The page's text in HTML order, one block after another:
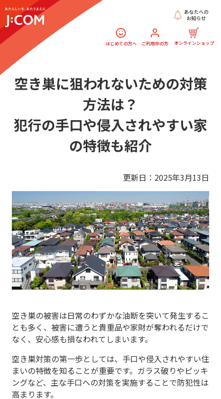
はじめての方へ ご利用中の方 オンラインショップ
あなたへの
お知らせ
空き巣に狙われないための対策
方法は？
犯行の手口や侵入されやすい家
の特徴も紹介
更新日：2025年3月13日
空き巣の被害は日常のわずかな油断を突いて発生するこ
とも多く、被害に遭うと貴重品や家財が奪われるだけで
なく、安心感も損なわれてしまいます。
空き巣対策の第一歩としては、手口や侵入されやすい住
まいの特徴を知ることが重要です。ガラス破りやピッキ
ングなど、主な手口への対策を実施することで防犯性は
高まります。